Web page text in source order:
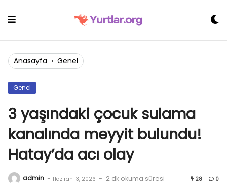
Anasayfa › Genel
Genel
3 yaşındaki çocuk sulama
kanalında meyyit bulundu!
Hatay’da acı olay
admin - Haziran 13, 2026 - 2 dk okuma süresi 28 0